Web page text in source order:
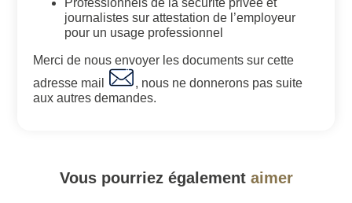
Professionnels de la sécurité privée et
journalistes sur attestation de l’employeur
pour un usage professionnel
Merci de nous envoyer les documents sur cette
adresse mail
, nous ne donnerons pas suite
aux autres demandes.
Vous pourriez également aimer